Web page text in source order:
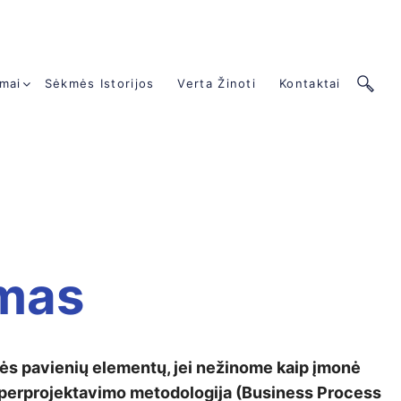
Sėkmės Istorijos Verta Žinoti Kontaktai
pavienių elementų, jei nežinome kaip įmonė
metodologija (Business Process